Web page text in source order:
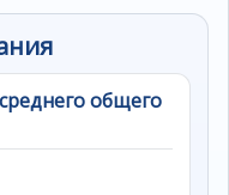
общего